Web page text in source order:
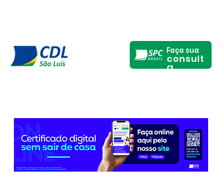
Faça sua
consult
a